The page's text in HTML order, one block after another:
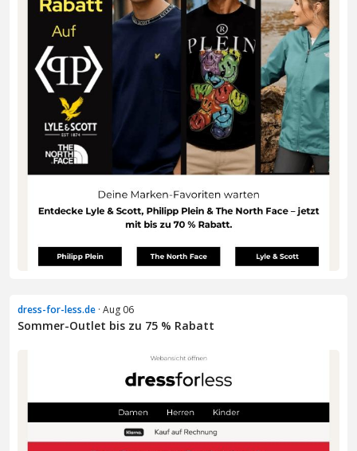
dress-for-less.de · Aug 06
Sommer-Outlet bis zu 75 % Rabatt